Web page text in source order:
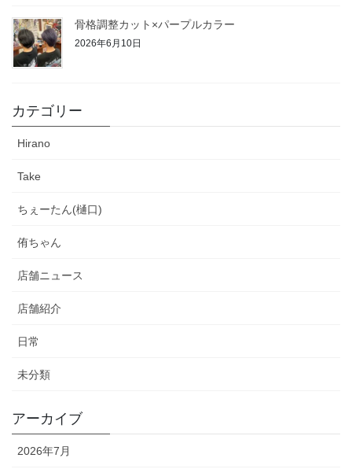
骨格調整カット×パープルカラー
2026年6月10日
カテゴリー
Hirano
Take
ちぇーたん(樋口)
侑ちゃん
店舗ニュース
店舗紹介
日常
未分類
アーカイブ
2026年7月